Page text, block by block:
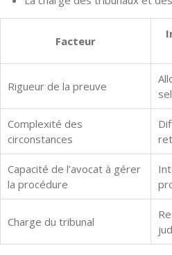
Facteur
Rigueur de la preuve
Complexité des
circonstances
Capacité de l’avocat à gérer
la procédure
Charge du tribunal